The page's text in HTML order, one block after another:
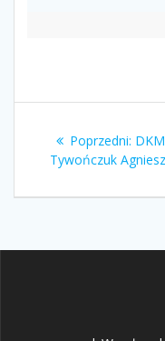
wpisuPoprzedni:
wpis:
Tywończuk